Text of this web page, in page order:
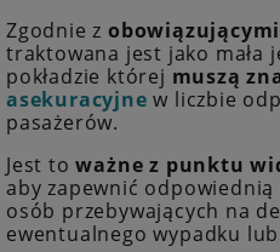
Zgodnie z
traktowana jest jako mała
pokładzie której muszą
asekuracyjne w liczbie
pasażerów.
Jest toważne z punktu
aby zapewnić
osób przebywających na
ewentualnego wypadku